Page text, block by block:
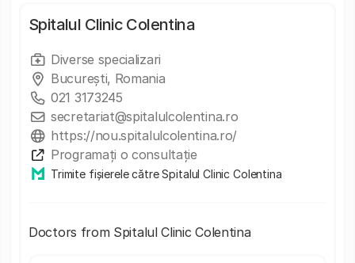
Spitalul Clinic Colentina
Diverse specializari
București, Romania
021 3173245
secretariat@spitalulcolentina.ro
https://nou.spitalulcolentina.ro/
Programați o consultație
Trimite fișierele către Spitalul Clinic Colentina
Doctors from Spitalul Clinic Colentina